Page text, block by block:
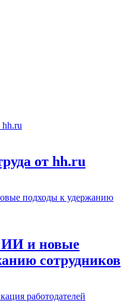
от hh.ru
и новые
сотрудников